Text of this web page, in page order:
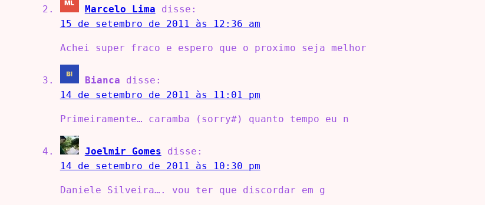
Marcelo Lima
disse:
15 de setembro de 2011 às 12:36 am
Achei super fraco e espero que o proximo seja melhor
Bianca
disse:
14 de setembro de 2011 às 11:01 pm
Primeiramente… caramba (sorry#) quanto tempo eu n
Joelmir Gomes
disse:
14 de setembro de 2011 às 10:30 pm
Daniele Silveira…. vou ter que discordar em g